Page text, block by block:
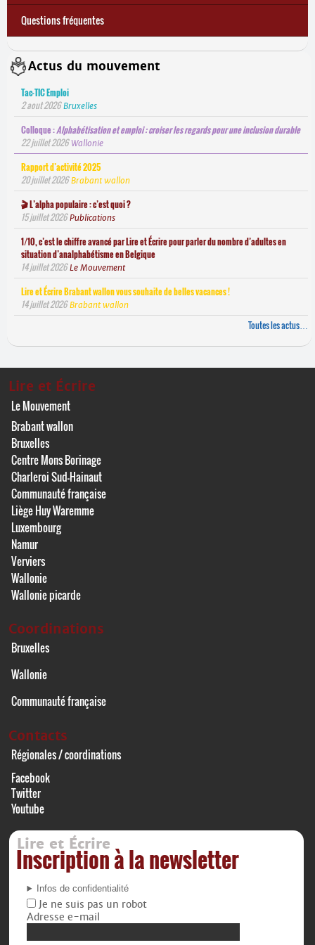
Projet PASS : Pratiques et politiques d’alphabétisation
Questions fréquentes
Actus du mouvement
Tac-TIC Emploi
2 aout 2026 Bruxelles
Colloque :Alphabétisation et emploi : croiser les regards pour une inclusion durable
22 juillet 2026 Wallonie
Rapport d’activité 2025
20 juillet 2026 Brabant wallon
🎬 L’alpha populaire : c’est quoi ?
15 juillet 2026 Publications
1/10, c’est le chiffre avancé par Lire et Écrire pour parler du nombre d’adultes en
situation d’analphabétisme en Belgique
14 juillet 2026 Le Mouvement
Lire et Écrire Brabant wallon vous souhaite de belles vacances !
14 juillet 2026 Brabant wallon
Toutes les actus…
Lire et Écrire
Le Mouvement
Brabant wallon
Bruxelles
Centre Mons Borinage
Charleroi Sud-Hainaut
Communauté française
Liège Huy Waremme
Luxembourg
Namur
Verviers
Wallonie
Wallonie picarde
Coordinations
Bruxelles
Wallonie
Communauté française
Contacts
Régionales / coordinations
Facebook
Twitter
Youtube
Lire et Écrire
Inscription à la newsletter
Infos de confidentialité
Je ne suis pas un robot
Adresse e-mail